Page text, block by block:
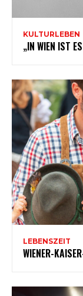
KULTURLEBEN
„IN WIEN IST
LEBENSZEIT
WIENER-